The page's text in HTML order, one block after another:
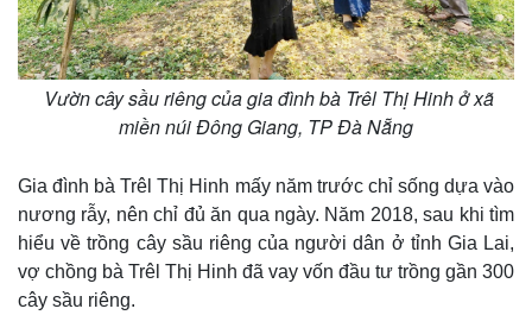
Khởi nghiệp
Thị trường
Tiêu dùng
Tỷ giá
Chứng khoán
Giá cà phê
Vườn cây sầu riêng của gia đình bà Trêl Thị Hinh ở xã
miền núi Đông Giang, TP Đà Nẵng
Gia đình bà Trêl Thị Hinh mấy năm trước chỉ sống dựa vào
nương rẫy, nên chỉ đủ ăn qua ngày. Năm 2018, sau khi tìm
hiểu về trồng cây sầu riêng của người dân ở tỉnh Gia Lai,
vợ chồng bà Trêl Thị Hinh đã vay vốn đầu tư trồng gần 300
cây sầu riêng.